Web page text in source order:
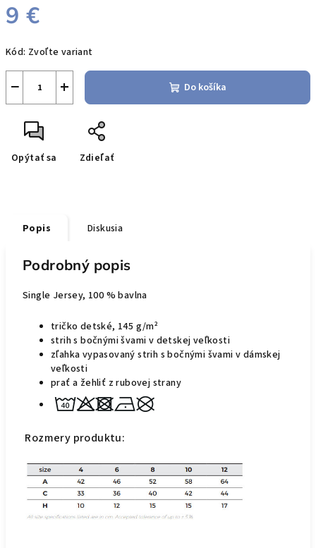
9 €
cena:
Kód: Zvoľte variant
+
− Do košíka
Opýtať sa Zdieľať
Popis Diskusia
Podrobný popis
Single Jersey, 100 % bavlna
tričko detské, 145 g/m²
strih s bočnými švami v detskej veľkosti
zľahka vypasovaný strih s bočnými švami v dámskej
veľkosti
prať a žehliť z rubovej strany
Rozmery produktu: